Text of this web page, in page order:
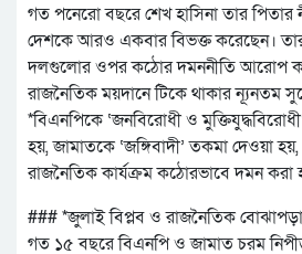
গত পনেরো বছরে শেখ হাসিনা তার
দেশকে আরও একবার বিভক্ত করেছেন।
দলগুলোর ওপর কঠোর দমননীতি আরোপ
রাজনৈতিক ময়দানে টিকে থাকার ন্যূনতম
*বিএনপিকে ‘জনবিরোধী ও
হয়, জামাতকে ‘জঙ্গিবাদী’ তকমা দেওয়া
রাজনৈতিক কার্যক্রম কঠোরভাবে দমন করা
### *জুলাই বিপ্লব ও রাজনৈতিক
গত ১৫ বছরে বিএনপি ও জামাত চরম